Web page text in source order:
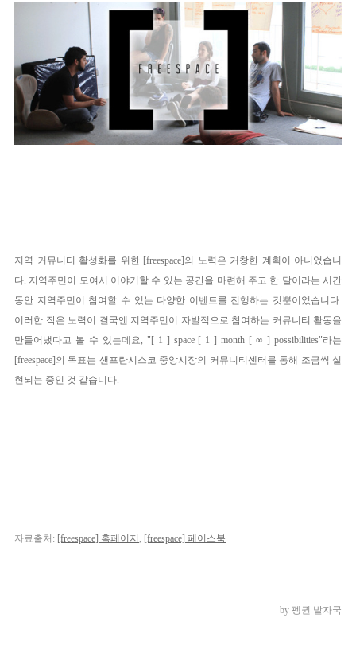
지역 커뮤니티 활성화를 위한 [freespace]의 노력은 거창한 계획이 아니었습니
다. 지역주민이 모여서 이야기할 수 있는 공간을 마련해 주고 한 달이라는 시간
동안 지역주민이 참여할 수 있는 다양한 이벤트를 진행하는 것뿐이었습니다.
이러한 작은 노력이 결국엔 지역주민이 자발적으로 참여하는 커뮤니티 활동을
만들어냈다고 볼 수 있는데요, " [ 1 ] space [ 1 ] month [ ∞ ] possibilities"라는
[freespace]의 목표는 샌프란시스코 중앙시장의 커뮤니티센터를 통해 조금씩 실
현되는 중인 것 같습니다.
자료출처: [freespace] 홈페이지 , [freespace] 페이스북
by 펭귄 발자국